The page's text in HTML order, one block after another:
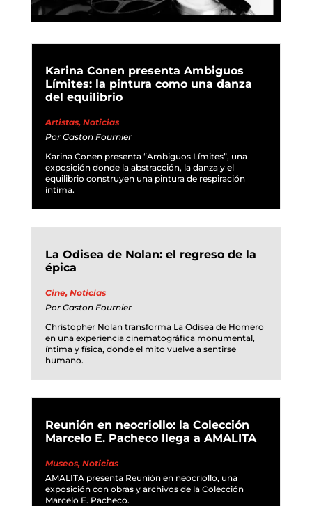
Karina Conen presenta Ambiguos
Límites: la pintura como una danza
del equilibrio
Artistas, Noticias
Por Gaston Fournier
Karina Conen presenta “Ambiguos Límites”, una
exposición donde la abstracción, la danza y el
equilibrio construyen una pintura de respiración
íntima.
La Odisea de Nolan: el regreso de la
épica
Cine, Noticias
Por Gaston Fournier
Christopher Nolan transforma La Odisea de Homero
en una experiencia cinematográfica monumental,
íntima y física, donde el mito vuelve a sentirse
humano.
Reunión en neocriollo: la Colección
Marcelo E. Pacheco llega a AMALITA
Museos, Noticias
AMALITA presenta Reunión en neocriollo, una
exposición con obras y archivos de la Colección
Marcelo E. Pacheco.